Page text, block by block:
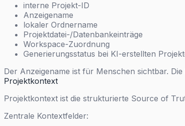
interne Projekt-ID
Anzeigename
lokaler Ordnername
Projektdatei-/Datenbankeinträge
Workspace-Zuordnung
Generierungsstatus bei KI-erstellten
Der Anzeigename ist für Menschen sichtbar.
Projektkontext
Projektkontext ist die strukturierte Source of
Zentrale Kontextfelder: